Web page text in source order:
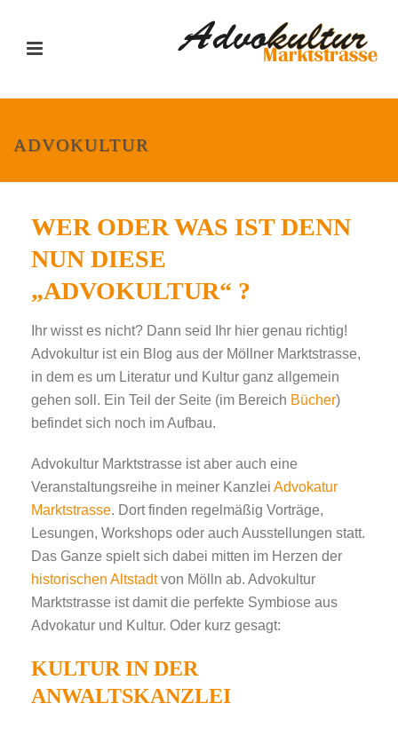
ADVOKULTUR
WER ODER WAS IST DENN
NUN DIESE
„ADVOKULTUR“ ?
Ihr wisst es nicht? Dann seid Ihr hier genau richtig!
Advokultur ist ein Blog aus der Möllner Marktstrasse,
in dem es um Literatur und Kultur ganz allgemein
gehen soll. Ein Teil der Seite (im Bereich Bücher)
befindet sich noch im Aufbau.
Advokultur Marktstrasse ist aber auch eine
Veranstaltungsreihe in meiner Kanzlei Advokatur
Marktstrasse. Dort finden regelmäßig Vorträge,
Lesungen, Workshops oder auch Aus­stel­lun­gen statt.
Das Ganze spielt sich dabei mitten im Herzen der
historischen Altstadtvon Mölln ab. Advokultur
Marktstrasse ist damit die perfekte Symbiose aus
Advokatur und Kultur. Oder kurz gesagt:
KULTUR IN DER
ANWALTSKANZLEI